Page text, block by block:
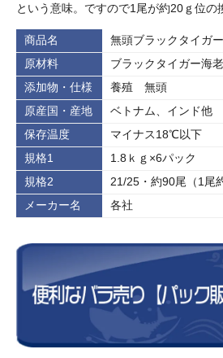
という意味。ですので1尾が約20ｇ位の
商品名
無頭ブラックタイガ
原材料
ブラックタイガー海老
添加物・仕様
養殖 無頭
原産国・産地
ベトナム、インド他
保存温度
マイナス18℃以下
規格1
1.8ｋｇ×6パック
規格2
21/25・約90尾（1尾
メーカー名
各社